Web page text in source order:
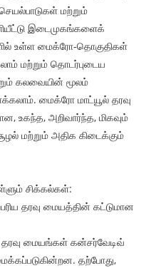
மற்றும்
இடைமுகங்களைக்
உள்ள மைக்ரோ-தொகுதிகள்
மற்றும் தொடர்புடைய
கலவையின் மூலம்
மைக்ரோ மாட்யூல் தரவு
உகந்த, அறிவார்ந்த, மிகவும்
மற்றும் அதிக கிடைக்கும்
சிக்கல்கள்:
தரவு மையத்தின் கட்டுமான
தரவு மையங்கள் கன்சர்வேடிவ்
தற்போது,